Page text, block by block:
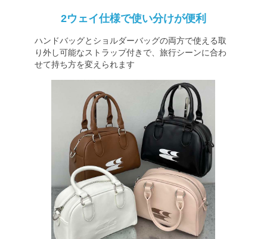
2ウェイ仕様で使い分けが便利
ハンドバッグとショルダーバッグの両方で使える取
り外し可能なストラップ付きで、旅行シーンに合わ
せて持ち方を変えられます